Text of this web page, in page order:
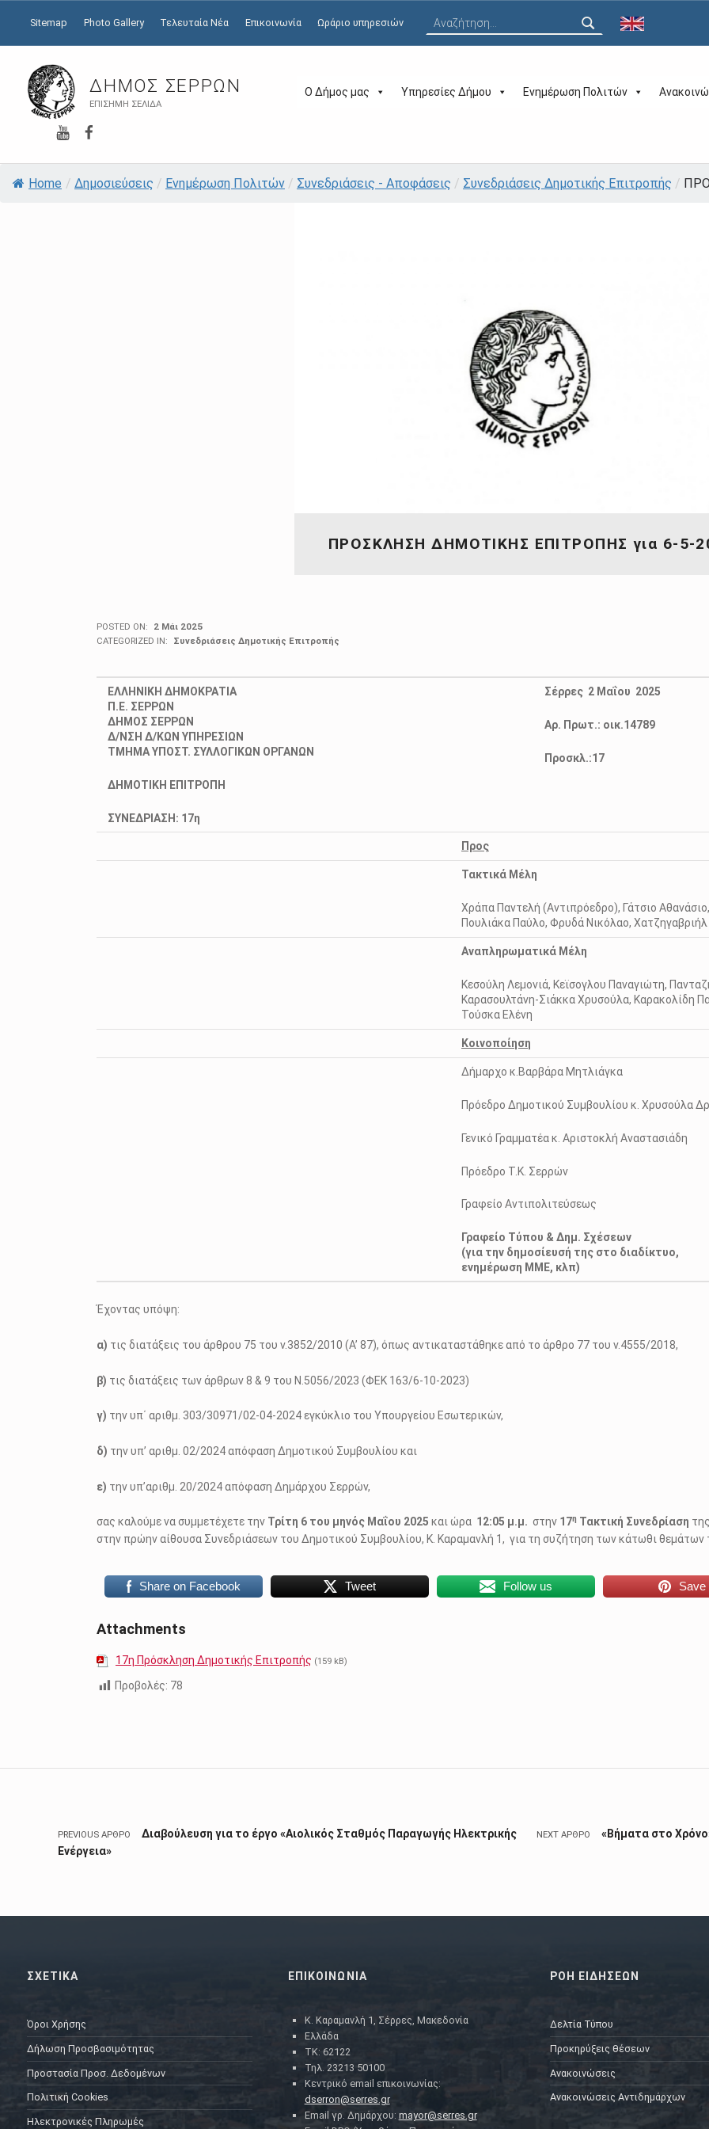
ΔΉΜΟΣ ΣΕΡΡΏΝ
ΕΠΊΣΗΜΗ ΣΕΛΊΔΑ
Ο Δήμος μας Υπηρεσίες Δήμου Ενημέρωση Πολιτών
YouTube
Sitemap Photo Gallery Τελευταία Νέα Επικοινωνία Ωράριο υπηρεσιών
Home / Δημοσιεύσεις / Ενημέρωση Πολιτών / Συνεδριάσεις - Αποφάσεις / Συνεδριάσεις Δημοτικής Επιτροπής /
ΠΡΟΣΚΛΗΣΗ ΔΗΜΟΤΙΚΗΣ ΕΠΙΤΡΟΠΗΣ για 6-5-
POSTED ON:
2 Μάι 2025
CATEGORIZED IN:
Συνεδριάσεις Δημοτικής Επιτροπής
ΕΛΛΗΝΙΚΗ ΔΗΜΟΚΡΑΤΙΑ
Π.Ε. ΣΕΡΡΩΝ
ΔΗΜΟΣ ΣΕΡΡΩΝ
Δ/ΝΣΗ Δ/ΚΩΝ ΥΠΗΡΕΣΙΩΝ
ΤΜΗΜΑΥΠΟΣΤ. ΣΥΛΛΟΓΙΚΩΝ ΟΡΓΑΝΩΝ
ΔΗΜΟΤΙΚΗ ΕΠΙΤΡΟΠΗ
ΣΥΝΕΔΡΙΑΣΗ: 17η
Σέρρες 2 Μαΐου 2025
Αρ. Πρωτ.: οικ.14789
Προσκλ.:17
Προς
Τακτικά Μέλη
Χράπα Παντελή (Αντιπρόεδρο), Γάτσιο
Πουλιάκα Παύλο, Φρυδά Νικόλαο,
Αναπληρωματικά Μέλη
Κεσούλη Λεμονιά, Κεϊσογλου Παναγιώτη,
Καρασουλτάνη-Σιάκκα Χρυσούλα, Καρακολίδη
Τούσκα Ελένη
Κοινοποίηση
Δήμαρχο κ.Βαρβάρα Μητλιάγκα
Πρόεδρο Δημοτικού Συμβουλίου κ. Χρυσούλα
Γενικό Γραμματέα κ. Αριστοκλή Αναστασιάδη
Πρόεδρο Τ.Κ. Σερρών
Γραφείο Αντιπολιτεύσεως
Γραφείο Τύπου & Δημ. Σχέσεων
(για την δημοσίευσή της στο διαδίκτυο,
ενημέρωση ΜΜΕ, κλπ)
Έχοντας υπόψη:
α) τις διατάξεις του άρθρου 75 του ν.3852/2010 (Α’ 87), όπως αντικαταστάθηκε από το άρθρο 77 του ν.4555/2018,
β) τις διατάξεις των άρθρων 8 & 9 του Ν.5056/2023 (ΦΕΚ 163/6-10-2023)
γ) την υπ΄ αριθμ. 303/30971/02-04-2024 εγκύκλιο του Υπουργείου Εσωτερικών,
δ) την υπ’ αριθμ. 02/2024 απόφαση Δημοτικού Συμβουλίου και
ε) την υπ’αριθμ. 20/2024 απόφαση Δημάρχου Σερρών,
σας καλούμε να συμμετέχετε την Τρίτη 6 του μηνός Μαΐου 2025 και ώρα 12:05 μ.μ. στην 17η Τακτική Συνεδρίαση
στην πρώην αίθουσα Συνεδριάσεων του Δημοτικού Συμβουλίου, Κ. Καραμανλή 1, για τη συζήτηση των κάτωθι θεμάτων
Share on Facebook Tweet Follow us Save
Attachments
17η Πρόσκληση Δημοτικής Επιτροπής (159 kB)
Προβολές: 78
Πλοήγηση άρθρων
PREVIOUS ΆΡΘΡΟ
Διαβούλευση για το έργο «Αιολικός Σταθμός Παραγωγής Ηλεκτρικής
Ενέργεια»
NEXT ΆΡΘΡΟ «Βήματα στο
ΣΧΕΤΙΚΑ
Όροι Χρήσης
Δήλωση Προσβασιμότητας
Προστασία Προσ. Δεδομένων
Πολιτική Cookies
Ηλεκτρονικές Πληρωμές
ΕΠΙΚΟΙΝΩΝΙΑ
Κ. Καραμανλή 1, Σέρρες, Μακεδονία
Ελλάδα
ΤΚ: 62122
Τηλ. 23213 50100
Κεντρικό email επικοινωνίας:
dserron@serres.gr
Email γρ. Δημάρχου: mayor@serres.gr
ΡΟΗ ΕΙΔΗΣΕΩΝ
Δελτία Τύπου
Προκηρύξεις θέσεων
Ανακοινώσεις
Ανακοινώσεις Αντιδημάρχων